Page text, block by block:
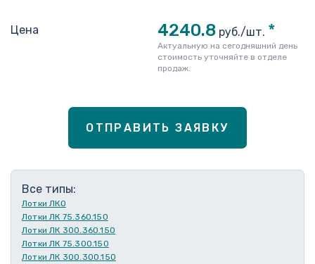
Цена 4240.8 руб./шт. *
Актуальную на сегодняшний день
стоимость уточняйте в отделе
продаж.
ОТПРАВИТЬ ЗАЯВКУ
Все типы:
Лотки ЛКО
Лотки ЛК 75.360.150
Лотки ЛК 300.360.150
Лотки ЛК 75.300.150
Лотки ЛК 300.300.150